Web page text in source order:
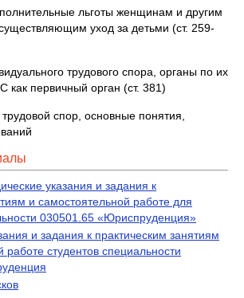
льготы женщинам и другим
уход за детьми (ст. 259-
трудового спора, органы по их
как первичный орган (ст. 381)
спор, основные понятия,
указания и задания к
и самостоятельной работе для
030501.65 «Юриспруденция»
и задания к практическим занятиям
работе студентов специальности